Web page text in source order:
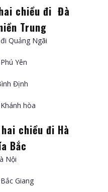
chiều đi Đà
Trung
Quảng Ngãi
Yên
Định
hòa
chiều đi Hà
Bắc
Nội
Giang